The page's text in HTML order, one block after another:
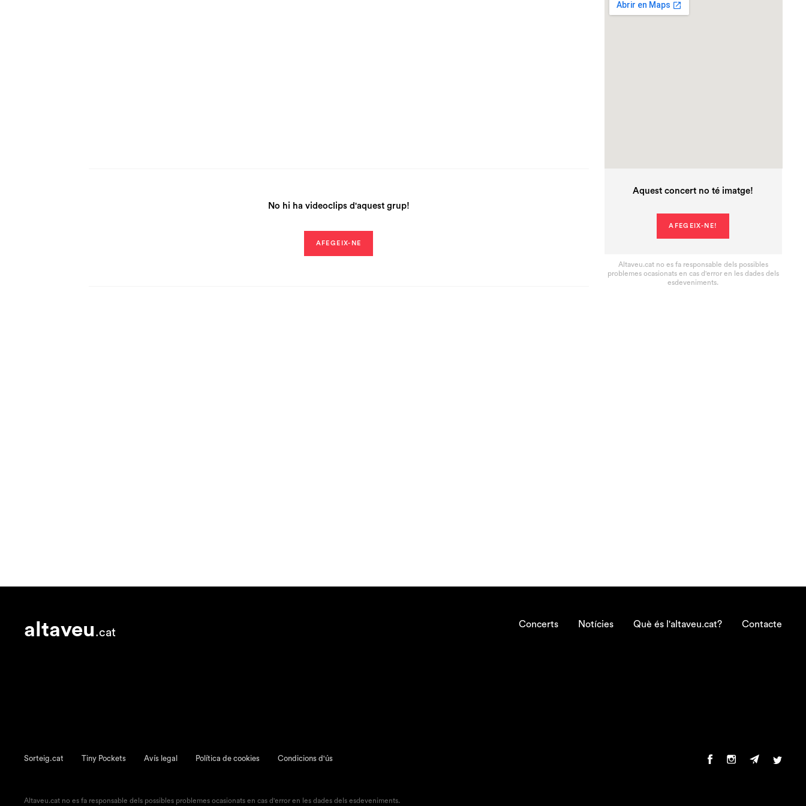
No hi ha videoclips d'aquest grup!
AFEGEIX-NE
Aquest concert no té imatge!
AFEGEIX-NE!
Altaveu.cat no es fa responsable dels possibles
problemes ocasionats en cas d'error en les dades dels
esdeveniments.
altaveu .cat
Concerts Notícies Què és l'altaveu.cat? Contacte
Sorteig.cat Tiny Pockets Avís legal Política de cookies Condicions d'ús
Altaveu.cat no es fa responsable dels possibles problemes ocasionats en cas d'error en les dades dels esdeveniments.